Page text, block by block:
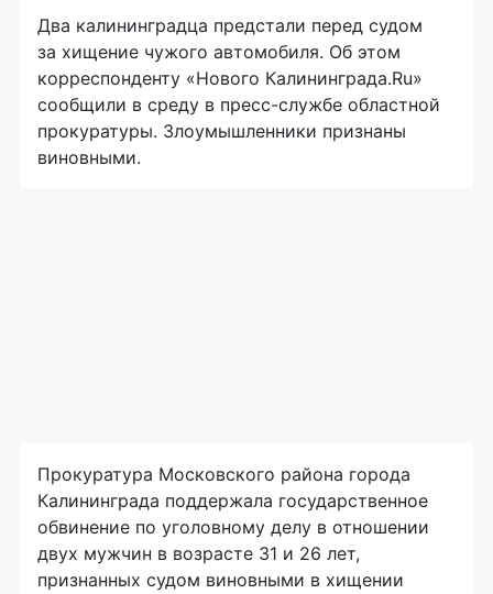
Два калининградца предстали перед судом
за хищение чужого автомобиля. Об этом
корреспонденту «Нового Калининграда.Ru»
сообщили в среду в пресс-службе областной
прокуратуры. Злоумышленники признаны
виновными.
Прокуратура Московского района города
Калининграда поддержала государственное
обвинение по уголовному делу в отношении
двух мужчин в возрасте 31 и 26 лет,
признанных судом виновными в хищении